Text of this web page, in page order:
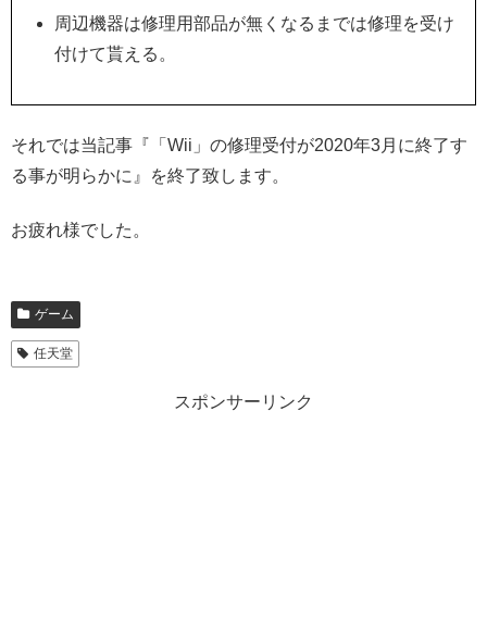
周辺機器は修理用部品が無くなるまでは修理を受け
付けて貰える。
それでは当記事『「Wii」の修理受付が2020年3月に終了す
る事が明らかに』を終了致します。
お疲れ様でした。
ゲーム
任天堂
スポンサーリンク